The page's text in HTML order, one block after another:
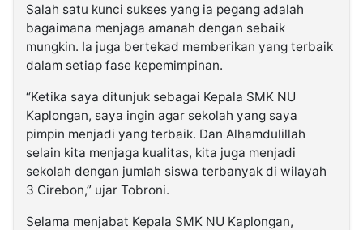
Salah satu kunci sukses yang ia pegang adalah
bagaimana menjaga amanah dengan sebaik
mungkin. Ia juga bertekad memberikan yang terbaik
dalam setiap fase kepemimpinan.
“Ketika saya ditunjuk sebagai Kepala SMK NU
Kaplongan, saya ingin agar sekolah yang saya
pimpin menjadi yang terbaik. Dan Alhamdulillah
selain kita menjaga kualitas, kita juga menjadi
sekolah dengan jumlah siswa terbanyak di wilayah
3 Cirebon,” ujar Tobroni.
Selama menjabat Kepala SMK NU Kaplongan,